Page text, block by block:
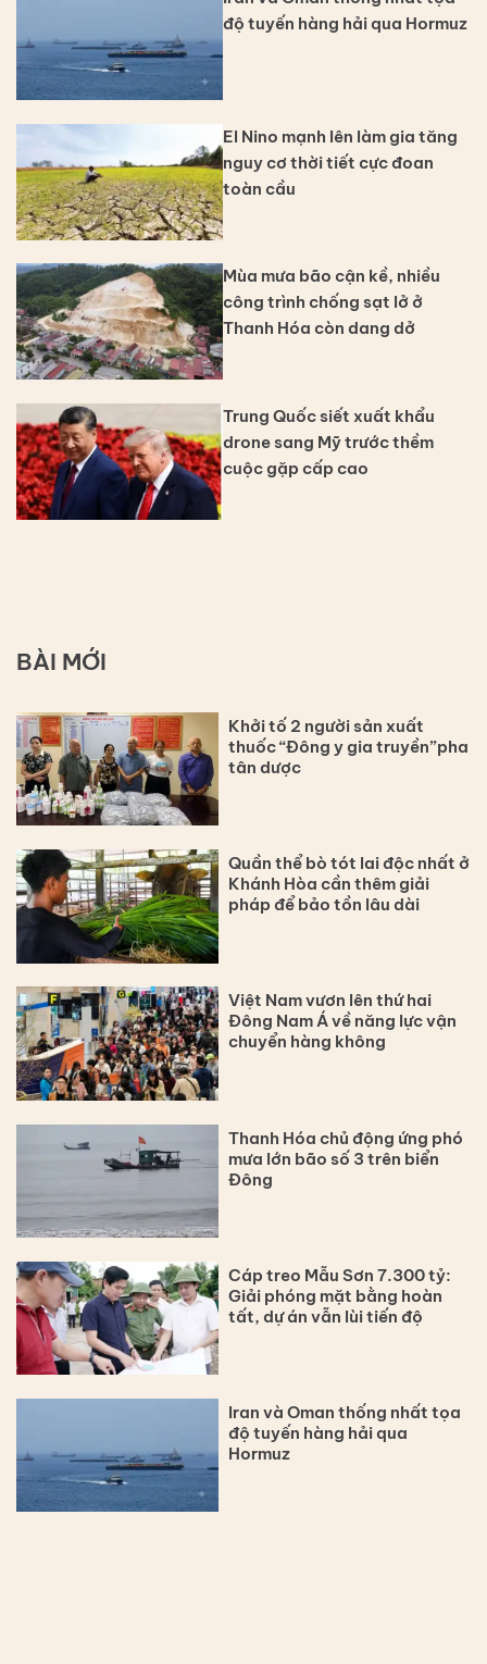
độ tuyến hàng hải qua Hormuz
El Nino mạnh lên làm gia tăng
nguy cơ thời tiết cực đoan
toàn cầu
Mùa mưa bão cận kề, nhiều
công trình chống sạt lở ở
Thanh Hóa còn dang dở
Trung Quốc siết xuất khẩu
drone sang Mỹ trước thềm
cuộc gặp cấp cao
BÀI MỚI
Khởi tố 2 người sản xuất
thuốc “Đông y gia truyền”pha
tân dược
Quần thể bò tót lai độc nhất ở
Khánh Hòa cần thêm giải
pháp để bảo tồn lâu dài
Việt Nam vươn lên thứ hai
Đông Nam Á về năng lực vận
chuyển hàng không
Thanh Hóa chủ động ứng phó
mưa lớn bão số 3 trên biển
Đông
Cáp treo Mẫu Sơn 7.300 tỷ:
Giải phóng mặt bằng hoàn
tất, dự án vẫn lùi tiến độ
Iran và Oman thống nhất tọa
độ tuyến hàng hải qua
Hormuz